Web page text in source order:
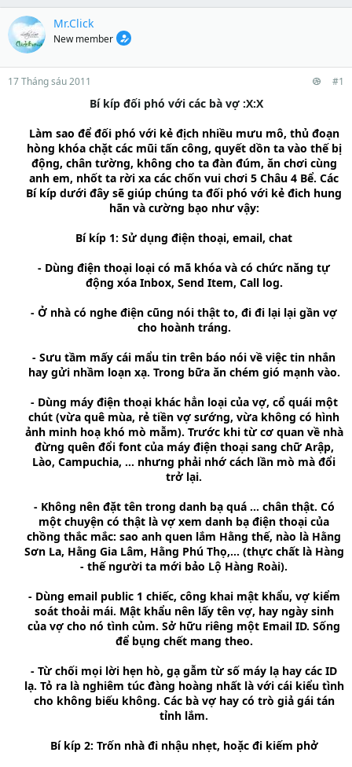
Mr.Click
New member
17 Tháng sáu 2011 #1
Bí kíp đối phó với các bà vợ :X:X
Làm sao để đối phó với kẻ địch nhiều mưu mô, thủ đoạn
hòng khóa chặt các mũi tấn công, quyết dồn ta vào thế bị
động, chân tường, không cho ta đàn đúm, ăn chơi cùng
anh em, nhốt ta rời xa các chốn vui chơi 5 Châu 4 Bể. Các
Bí kíp dưới đây sẽ giúp chúng ta đối phó với kẻ đich hung
hãn và cường bạo như vậy:
Bí kíp 1: Sử dụng điện thoại, email, chat
- Dùng điện thoại loại có mã khóa và có chức năng tự
động xóa Inbox, Send Item, Call log.
- Ở nhà có nghe điện cũng nói thật to, đi đi lại lại gần vợ
cho hoành tráng.
- Sưu tầm mấy cái mẩu tin trên báo nói về việc tin nhắn
hay gửi nhầm loạn xạ. Trong bữa ăn chém gió mạnh vào.
- Dùng máy điện thoại khác hẳn loại của vợ, cổ quái một
chút (vừa quê mùa, rẻ tiền vợ sướng, vừa không có hình
ảnh minh hoạ khó mò mẫm). Trước khi từ cơ quan về nhà
đừng quên đổi font của máy điện thoại sang chữ Arập,
Lào, Campuchia, ... nhưng phải nhớ cách lần mò mà đổi
trở lại.
- Không nên đặt tên trong danh bạ quá ... chân thật. Có
một chuyện có thật là vợ xem danh bạ điện thoại của
chồng thắc mắc: sao anh quen lắm Hằng thế, nào là Hằng
Sơn La, Hằng Gia Lâm, Hằng Phú Thọ,... (thực chất là Hàng
- thế người ta mới bảo Lộ Hàng Roài).
- Dùng email public 1 chiếc, công khai mật khẩu, vợ kiểm
soát thoải mái. Mật khẩu nên lấy tên vợ, hay ngày sinh
của vợ cho nó tình củm. Sở hữu riêng một Email ID. Sống
để bụng chết mang theo.
- Từ chối mọi lời hẹn hò, gạ gẫm từ số máy lạ hay các ID
lạ. Tỏ ra là nghiêm túc đàng hoàng nhất là với cái kiểu tình
cho không biếu không. Các bà vợ hay có trò giả gái tán
tỉnh lắm.
Bí kíp 2: Trốn nhà đi nhậu nhẹt, hoặc đi kiếm phở